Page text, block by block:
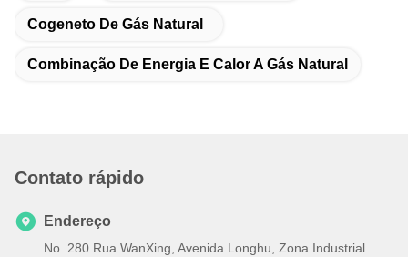
Cogeneto De Gás Natural
Combinação De Energia E Calor A Gás Natural
Contato rápido
Endereço
No. 280 Rua WanXing, Avenida Longhu, Zona Industrial